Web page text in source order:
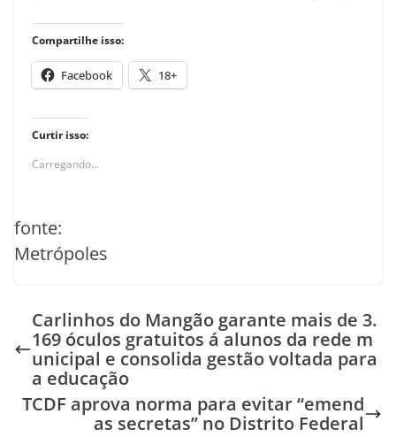
Compartilhe isso:
Facebook 18+
Curtir isso:
Carregando...
fonte:
Metrópoles
Carlinhos do Mangão garante mais de 3.
169 óculos gratuitos á alunos da rede m
unicipal e consolida gestão voltada para
a educação
TCDF aprova norma para evitar “emend
as secretas” no Distrito Federal